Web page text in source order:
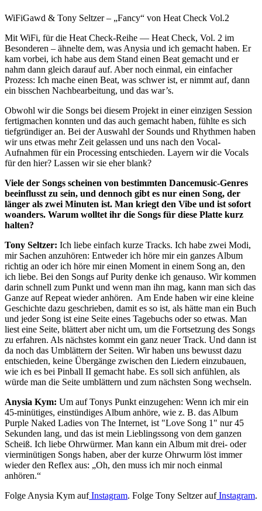
WiFiGawd & Tony Seltzer – „Fancy“ von Heat Check Vol.2
Mit WiFi, für die Heat Check-Reihe — Heat Check, Vol. 2 im
Besonderen – ähnelte dem, was Anysia und ich gemacht haben. Er
kam vorbei, ich habe aus dem Stand einen Beat gemacht und er
nahm dann gleich darauf auf. Aber noch einmal, ein einfacher
Prozess: Ich mache einen Beat, was schwer ist, er nimmt auf, dann
ein bisschen Nachbearbeitung, und das war’s.
Obwohl wir die Songs bei diesem Projekt in einer einzigen Session
fertigmachen konnten und das auch gemacht haben, fühlte es sich
tiefgründiger an. Bei der Auswahl der Sounds und Rhythmen haben
wir uns etwas mehr Zeit gelassen und uns nach den Vocal-
Aufnahmen für ein Processing entschieden. Layern wir die Vocals
für den hier? Lassen wir sie eher blank?
Viele der Songs scheinen von bestimmten Dancemusic-Genres
beeinflusst zu sein, und dennoch gibt es nur einen Song, der
länger als zwei Minuten ist. Man kriegt den Vibe und ist sofort
woanders. Warum wolltet ihr die Songs für diese Platte kurz
halten?
Tony Seltzer: Ich liebe einfach kurze Tracks. Ich habe zwei Modi,
mir Sachen anzuhören: Entweder ich höre mir ein ganzes Album
richtig an oder ich höre mir einen Moment in einem Song an, den
ich liebe. Bei den Songs auf Purity denke ich genauso. Wir kommen
darin schnell zum Punkt und wenn man ihn mag, kann man sich das
Ganze auf Repeat wieder anhören. Am Ende haben wir eine kleine
Geschichte dazu geschrieben, damit es so ist, als hätte man ein Buch
und jeder Song ist eine Seite eines Tagebuchs oder so etwas. Man
liest eine Seite, blättert aber nicht um, um die Fortsetzung des Songs
zu erfahren. Als nächstes kommt ein ganz neuer Track. Und dann ist
da noch das Umblättern der Seiten. Wir haben uns bewusst dazu
entschieden, keine Übergänge zwischen den Liedern einzubauen,
wie ich es bei Pinball II gemacht habe. Es soll sich anfühlen, als
würde man die Seite umblättern und zum nächsten Song wechseln.
Anysia Kym: Um auf Tonys Punkt einzugehen: Wenn ich mir ein
45-minütiges, einstündiges Album anhöre, wie z. B. das Album
Purple Naked Ladies von The Internet, ist "Love Song 1" nur 45
Sekunden lang, und das ist mein Lieblingssong von dem ganzen
Scheiß. Ich liebe Ohrwürmer. Man kann ein Album mit drei- oder
vierminütigen Songs haben, aber der kurze Ohrwurm löst immer
wieder den Reflex aus: „Oh, den muss ich mir noch einmal
anhören.“
Folge Anysia Kym aufInstagram. Folge Tony Seltzer aufInstagram.